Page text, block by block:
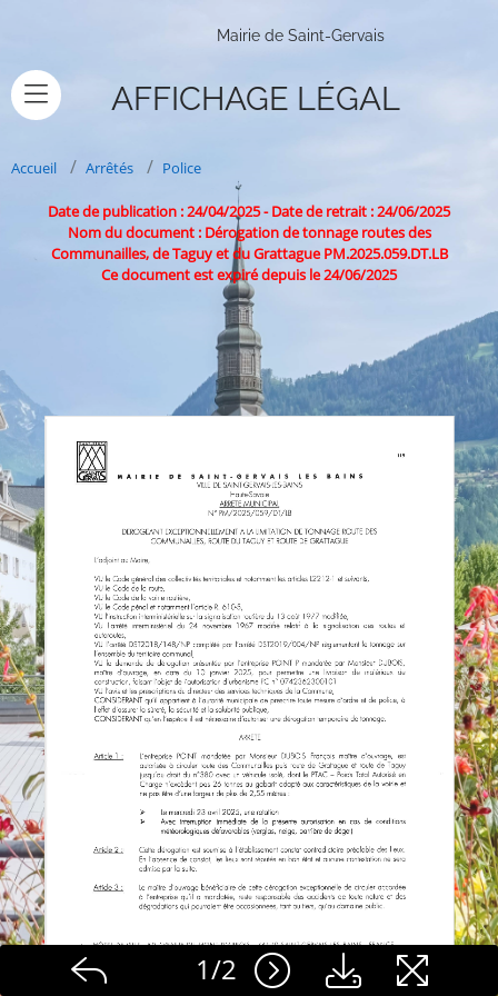
Mairie de Saint-Gervais
AFFICHAGE LÉGAL
Accueil Arrêtés Police
Date de publication : 24/04/2025-Date de retrait : 24/06/2025
Nom du document : Dérogation de tonnage routes des
Communailles, de Taguy et du Grattague PM.2025.059.DT.LB
Ce document est expiré depuis le 24/06/2025
1/2